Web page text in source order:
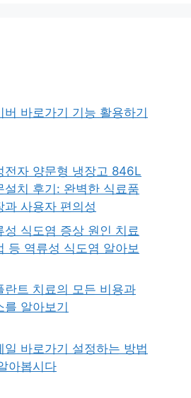
버 바로가기 기능 활용하기
전자 양문형 냉장고 846L
설치 후기: 완벽한 식료품
과 사용자 편의성
성 식도염 증상 원인 치료
등 역류성 식도염 알아보
란트 치료의 모든 비용과
를 알아보기
일 바로가기 설정하는 방법
아봅시다